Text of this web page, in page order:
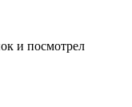
и посмотрел